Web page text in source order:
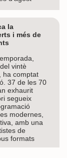
la
i més de
vintè
ha comptat
37 de les 70
exhaurit
segueix
modernes,
amb una
de
formats